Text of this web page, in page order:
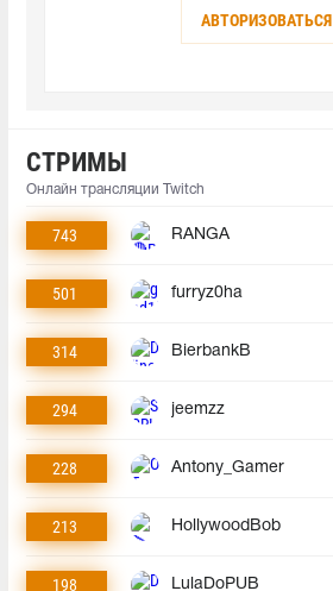
АВТОРИЗОВАТЬСЯ
СТРИМЫ
Онлайн трансляции Twitch
743 RANGA
501 furryz0ha
314 BierbankB
294 jeemzz
228 Antony_Gamer
213 HollywoodBob
198 LulaDoPUB